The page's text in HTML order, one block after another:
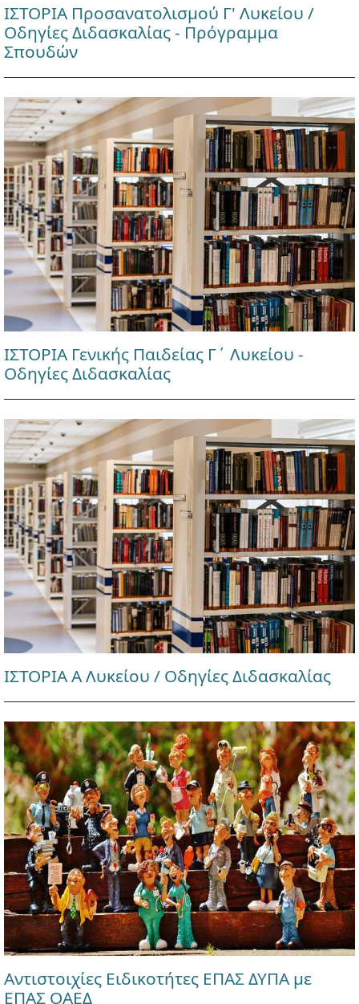
ΙΣΤΟΡΙΑ Προσανατολισμού Γ' Λυκείου /
Οδηγίες Διδασκαλίας - Πρόγραμμα
Σπουδών
ΙΣΤΟΡΙΑ Γενικής Παιδείας Γ΄ Λυκείου -
Οδηγίες Διδασκαλίας
ΙΣΤΟΡΙΑ Α Λυκείου / Οδηγίες Διδασκαλίας
Αντιστοιχίες Ειδικοτήτες ΕΠΑΣ ΔΥΠΑ με
ΕΠΑΣ ΟΑΕΔ